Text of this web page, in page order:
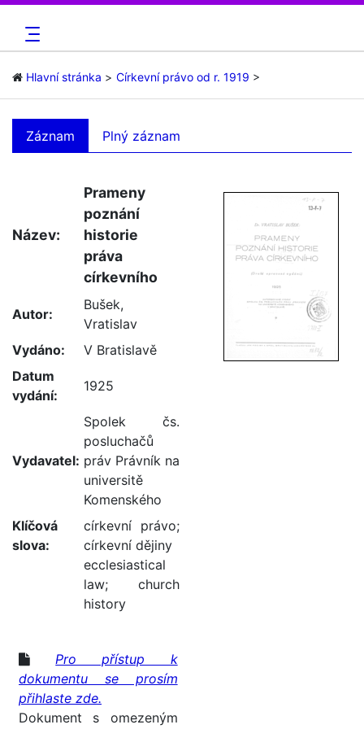
Hlavní stránka Církevní právo od r. 1919
Záznam Plný záznam
Název:
Prameny
poznání
historie
práva
církevního
Autor:
Bušek,
Vratislav
Vydáno:
V Bratislavě
Datum
vydání:
1925
Vydavatel:
Spolek čs.
posluchačů
práv Právník na
universitě
Komenského
Klíčová
slova:
církevní právo;
církevní dějiny
ecclesiastical
law;church
history
Pro přístup k
dokumentu se prosím
přihlaste zde.
Dokument s omezeným